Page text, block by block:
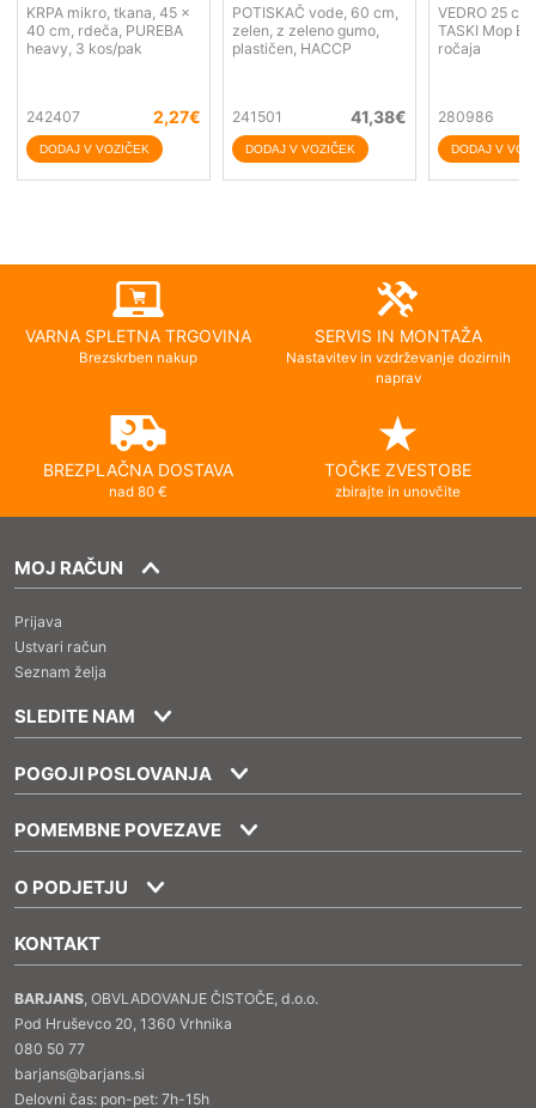
KRPA mikro, tkana, 45 x
40 cm, rdeča, PUREBA
heavy, 3 kos/pak
242407 2,27€
POTISKAČ vode, 60 cm,
zelen, z zeleno gumo,
plastičen, HACCP
241501 41,38€
VEDRO 25
TASKI Mop
ročaja
280986
VARNA SPLETNA TRGOVINA
Brezskrben nakup
SERVIS IN MONTAŽA
Nastavitev in vzdrževanje dozirnih
naprav
BREZPLAČNA DOSTAVA
nad 80 €
TOČKE ZVESTOBE
zbirajte in unovčite
MOJ RAČUN
Prijava
Ustvari račun
Seznam želja
SLEDITE NAM
POGOJI POSLOVANJA
POMEMBNE POVEZAVE
O PODJETJU
KONTAKT
BARJANS , OBVLADOVANJE ČISTOČE, d.o.o.
Pod Hruševco 20, 1360 Vrhnika
080 50 77
barjans@barjans.si
Delovni čas: pon-pet: 7h-15h